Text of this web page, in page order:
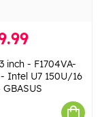
inch - F1704VA-
Intel U7 150U/16